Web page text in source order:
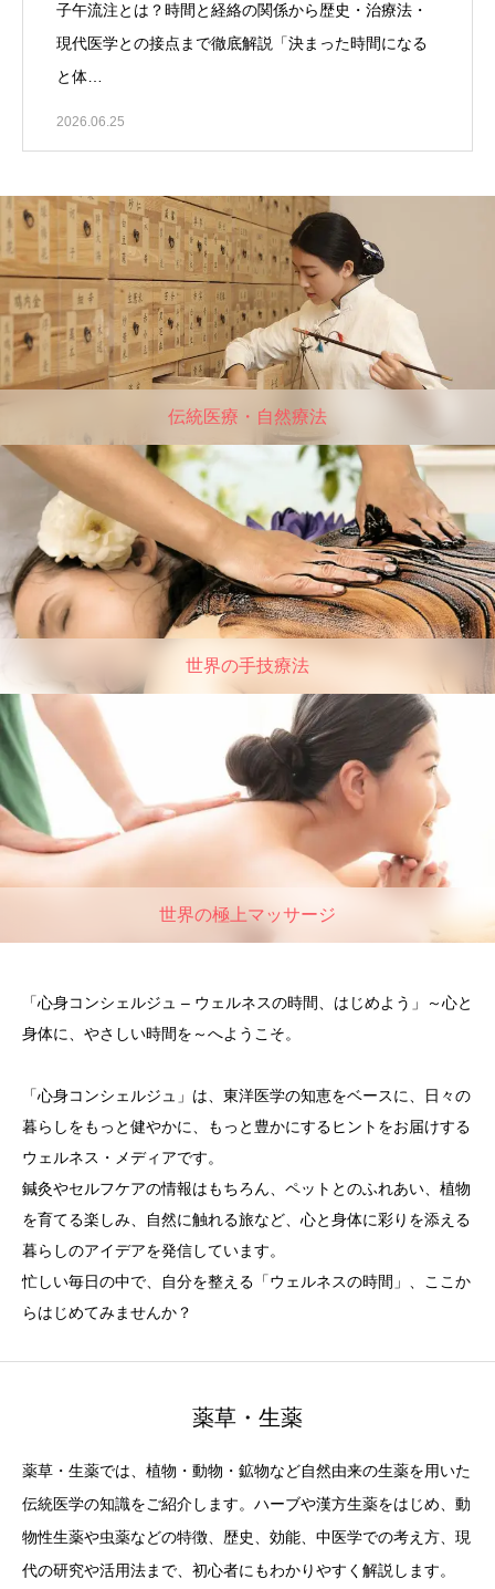
子午流注とは？時間と経絡の関係から歴史・治療法・
現代医学との接点まで徹底解説「決まった時間になる
と体…
2026.06.25
伝統医療・自然療法
世界の手技療法
世界の極上マッサージ
「心身コンシェルジュ – ウェルネスの時間、はじめよう」～心と
身体に、やさしい時間を～へようこそ。
「心身コンシェルジュ」は、東洋医学の知恵をベースに、日々の
暮らしをもっと健やかに、もっと豊かにするヒントをお届けする
ウェルネス・メディアです。
鍼灸やセルフケアの情報はもちろん、ペットとのふれあい、植物
を育てる楽しみ、自然に触れる旅など、心と身体に彩りを添える
暮らしのアイデアを発信しています。
忙しい毎日の中で、自分を整える「ウェルネスの時間」、ここか
らはじめてみませんか？
薬草・生薬
薬草・生薬では、植物・動物・鉱物など自然由来の生薬を用いた
伝統医学の知識をご紹介します。ハーブや漢方生薬をはじめ、動
物性生薬や虫薬などの特徴、歴史、効能、中医学での考え方、現
代の研究や活用法まで、初心者にもわかりやすく解説します。